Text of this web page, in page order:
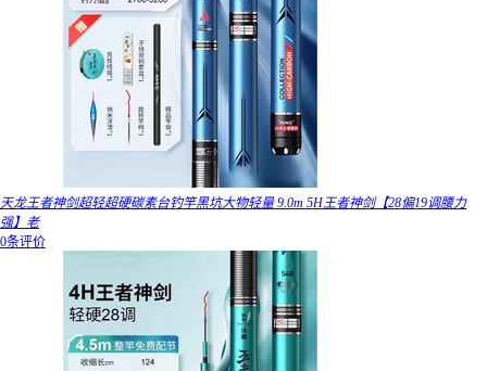
天龙王者神剑超轻超硬碳素台钓竿黑坑大物轻量 9.0m 5H王者神剑【28偏19调腰力
强】老
0条评价